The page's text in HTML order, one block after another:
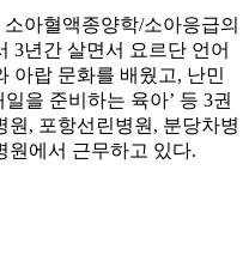
아혈액종양학/소아응급의
3년간 살면서 요르단 언어
아랍 문화를 배웠고, 난민
을 준비하는 육아’ 등 3권
, 포항선린병원, 분당차병
원에서 근무하고 있다.